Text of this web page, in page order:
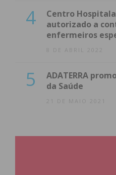
4
Centro
autorizado a
enfermeiros
8 DE ABRIL 2022
5
ADATERRA
da Saúde
21 DE MAIO 2021